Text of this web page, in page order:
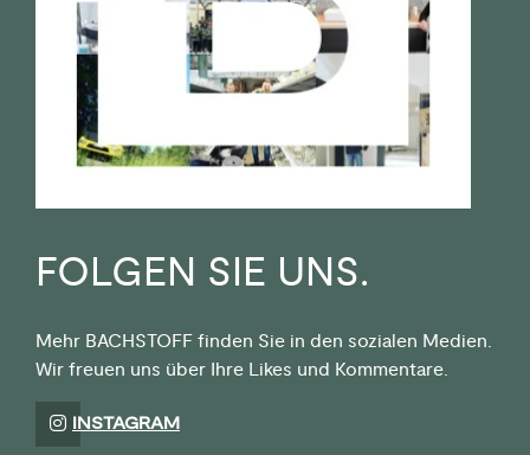
FOLGEN SIE UNS.
Mehr BACHSTOFF finden Sie in den sozialen Medien.
Wir freuen uns über Ihre Likes und Kommentare.
INSTAGRAM